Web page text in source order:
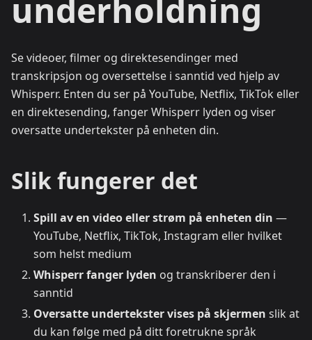
underholdning
Se videoer, filmer og direktesendinger med
transkripsjon og oversettelse i sanntid ved hjelp av
Whisperr. Enten du ser på YouTube, Netflix, TikTok eller
en direktesending, fanger Whisperr lyden og viser
oversatte undertekster på enheten din.
Slik fungerer det
Spill av en video eller strøm på enheten din —
YouTube, Netflix, TikTok, Instagram eller hvilket
som helst medium
Whisperr fanger lyden og transkriberer den i
sanntid
Oversatte undertekster vises på skjermen slik at
du kan følge med på ditt foretrukne språk